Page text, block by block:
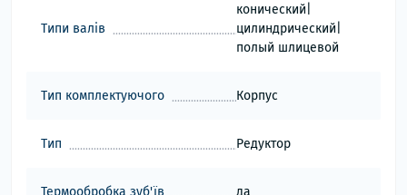
Типи валів
конический|
цилиндрический|
полый шлицевой
Тип комплектуючого Корпус
Тип Редуктор
Термообробка зуб'їв да